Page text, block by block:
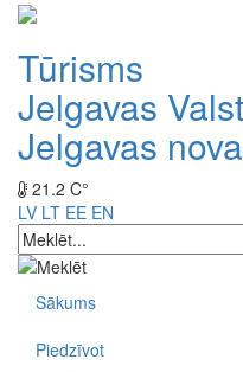
Tūrisms
Jelgavas
Jelgavas
21.2 C°
LV LT EE EN
Sākums
Piedzīvot